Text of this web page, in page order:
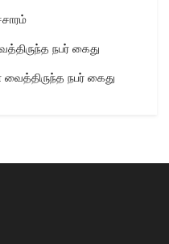
நபர் கைது
நபர் கைது